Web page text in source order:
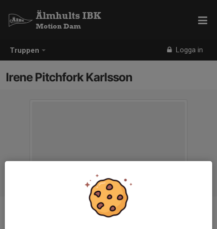
Truppen Logga in
Älmhults IBK
Motion Dam
Irene Pitchfork Karlsson